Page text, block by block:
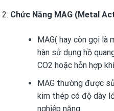
Chức Năng MAG (Metal
MAG( hay còn gọi là
hàn sử dụng hồ
CO2 hoặc hỗn hợp
MAG thường được
kim thép có độ dày
nghiệp nặng.